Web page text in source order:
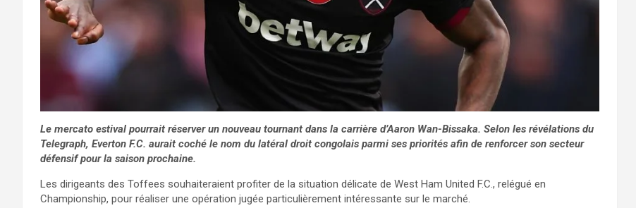
Le mercato estival pourrait réserver un nouveau tournant dans la carrière d’Aaron Wan-Bissaka. Selon les révélations du
Telegraph, Everton F.C. aurait coché le nom du latéral droit congolais parmi ses priorités afin de renforcer son secteur
défensif pour la saison prochaine.
Les dirigeants des Toffees souhaiteraient profiter de la situation délicate de West Ham United F.C., relégué en
Championship, pour réaliser une opération jugée particulièrement intéressante sur le marché.